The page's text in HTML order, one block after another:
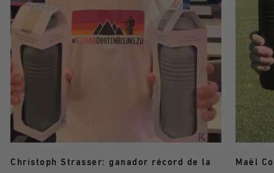
Christoph Strasser: ganador récord de la
Maël